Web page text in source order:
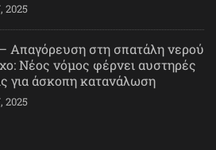
2025
Απαγόρευση στη σπατάλη νερού
Νέος νόμος φέρνει αυστηρές
για άσκοπη κατανάλωση
2025